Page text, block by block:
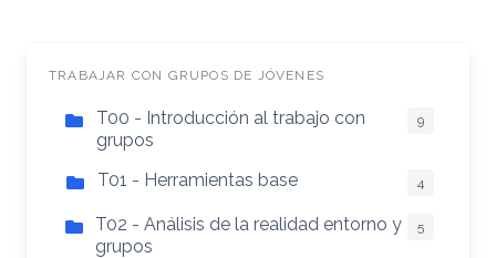
TRABAJAR CON GRUPOS DE JÓVENES
T00 - Introducción al trabajo con
grupos
9
T01 - Herramientas base 4
T02 - Análisis de la realidad entorno y
grupos
5